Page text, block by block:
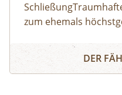
zum ehemals
Tal kamen, hat mit
Magnesit-
DAS MAGNESITWERK
DER